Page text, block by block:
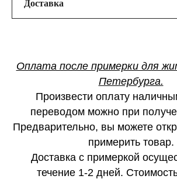
смотреть
Оплата после примерки для
Петербурга.
Произвести оплату
переводом можно при
Предварительно, вы можете
примерить товар.
Доставка с примеркой
течение 1-2 дней.